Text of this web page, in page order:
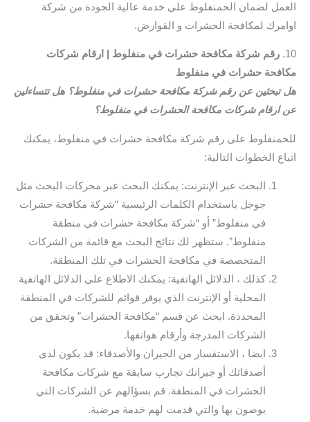
العمل لضمان الحمنفلوط على خدمة عالية الجودة من شركة
اوامرك لمكافحة الحشرات و القوارض.
10. رقم شركة مكافحة حشرات في منفلوط | ارقام شركات
مكافحة حشرات في منفلوط
هل تبحثين عن رقم شركة مكافحة حشرات في منفلوط؟ هل تتساءلين
عن ارقام شركات مكافحة الحشرات في منفلوط؟
للحمنفلوط على رقم شركة مكافحة حشرات في منفلوط، يمكنك
اتباع الخطوات التالية:
البحث عبر الإنترنت: يمكنك البحث عبر محركات البحث مثل
جوجل باستخدام الكلمات الرئيسية “شركة مكافحة حشرات
في منفلوط” أو “شركة مكافحة حشرات في منطقة
منفلوط”. ستظهر لك نتائج البحث مع قائمة من الشركات
المتخصصة في مكافحة الحشرات في تلك المنطقة.
كذلك ، الدلائل الهاتفية: يمكنك الاطلاع على الدلائل الهاتفية
المحلية أو الإنترنت الذي يوفر قوائم للشركات في المنطقة
المحددة. ابحث عن قسم “مكافحة الحشرات” وتحقق من
الشركات المدرجة وأرقام هواتفها.
ايضا ، الاستفسار من الجيران والأصدقاء: قد يكون لدى
أصدقائك أو جيرانك تجارب سابقة مع شركات مكافحة
الحشرات في المنطقة. قم بسؤالهم عن الشركات التي
يوصون بها والتي قدمت لهم خدمة مرضية.